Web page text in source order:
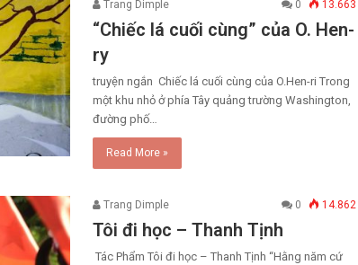
Trang Dimple 0 13.663
“Chiếc lá cuối cùng” của O. Hen-
ry
truyện ngắn Chiếc lá cuối cùng của O.Hen-ri Trong
một khu nhỏ ở phía Tây quảng trường Washington,
đường phố…
Read More »
Trang Dimple 0 14.862
Tôi đi học – Thanh Tịnh
Tác Phẩm Tôi đi học – Thanh Tịnh “Hằng năm cứ